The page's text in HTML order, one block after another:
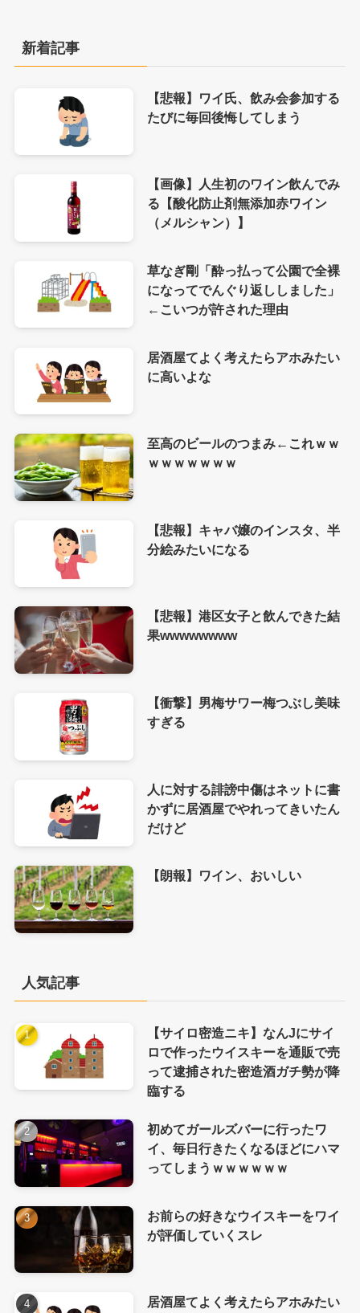
新着記事
【悲報】ワイ氏、飲み会参加する
たびに毎回後悔してしまう
【画像】人生初のワイン飲んでみ
る【酸化防止剤無添加赤ワイン
（メルシャン）】
草なぎ剛「酔っ払って公園で全裸
になってでんぐり返ししました」
←こいつが許された理由
居酒屋てよく考えたらアホみたい
に高いよな
至高のビールのつまみ←これｗｗ
ｗｗｗｗｗｗｗ
【悲報】キャバ嬢のインスタ、半
分絵みたいになる
【悲報】港区女子と飲んできた結
果wwwwwwww
【衝撃】男梅サワー梅つぶし美味
すぎる
人に対する誹謗中傷はネットに書
かずに居酒屋でやれってきいたん
だけど
【朗報】ワイン、おいしい
人気記事
【サイロ密造ニキ】なんJにサイ
ロで作ったウイスキーを通販で売
って逮捕された密造酒ガチ勢が降
臨する
初めてガールズバーに行ったワ
イ、毎日行きたくなるほどにハマ
ってしまうｗｗｗｗｗｗ
お前らの好きなウイスキーをワイ
が評価していくスレ
居酒屋てよく考えたらアホみたい